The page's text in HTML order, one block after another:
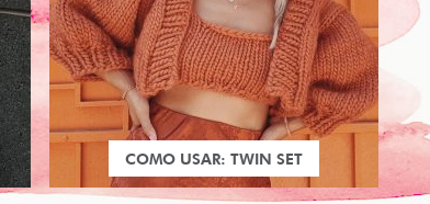
COMO USAR: TWIN SET